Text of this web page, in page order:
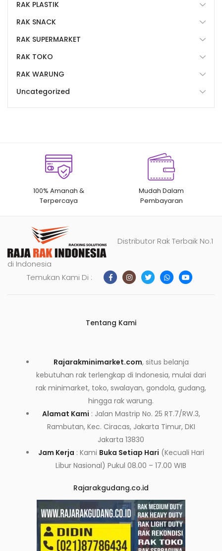
RAK PLASTIK
RAK SNACK
RAK SUPERMARKET
RAK TOKO
RAK WARUNG
Uncategorized
100% Amanah &
Terpercaya
Mudah Dalam
Pembayaran
Distributor Rak Terbaik No.1
di Indonesia
Temukan Kami Di :
Tentang Kami
Rajarakminimarket.com, situs belanja
kebutuhan rak terlengkap di Indonesia, mulai dari
rak minimarket, toko, swalayan, gondola, gudang,
hingga rak warung.
Alamat Kami : Jalan Mastrip No. 25 RT.7/RW.3,
Rambutan, Kec. Ciracas, Jakarta Timur, DKI
Jakarta 13830
Jam Kerja : Kami Buka Setiap Hari (Kecuali Hari
Libur Nasional) Pukul 08.00 – 17.00 WIB
Rajarakgudang.co.id